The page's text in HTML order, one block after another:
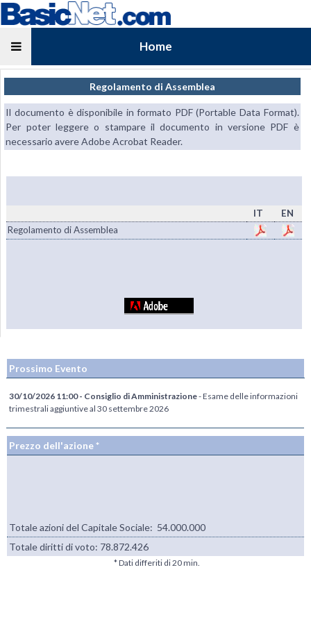
Home
Regolamento di Assemblea
Il documento è disponibile in formato PDF (Portable Data Format).
Per poter leggere o stampare il documento in versione PDF è
necessario avere Adobe Acrobat Reader.
IT
EN
Regolamento di Assemblea
Prossimo Evento
30/10/2026 11:00 - Consiglio di Amministrazione- Esame delle informazioni
trimestrali aggiuntive al 30 settembre 2026
Prezzo dell'azione *
Totale azioni del Capitale Sociale: 54.000.000
Totale diritti di voto: 78.872.426
* Dati differiti di 20 min.